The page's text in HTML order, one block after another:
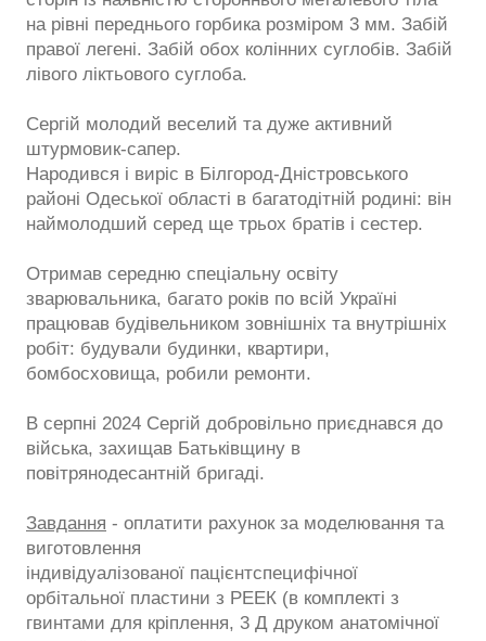
на рівні переднього горбика розміром 3 мм. Забій
правої легені. Забій обох колінних суглобів. Забій
лівого ліктьового суглоба.
Сергій молодий веселий та дуже активний
штурмовик-сапер.
Народився і виріс в Білгород-Дністровського
районі Одеської області в багатодітній родині: він
наймолодший серед ще трьох братів і сестер.
Отримав середню спеціальну освіту
зварювальника, багато років по всій Україні
працював будівельником зовнішніх та внутрішніх
робіт: будували будинки, квартири,
бомбосховища, робили ремонти.
В серпні 2024 Сергій добровільно приєднався до
війська, захищав Батьківщину в
повітрянодесантній бригаді.
Завдання - оплатити рахунок за моделювання та
виготовлення
індивідуалізованої пацієнтспецифічної
орбітальної пластини з РЕЕК (в комплекті з
гвинтами для кріплення, 3 Д друком анатомічної